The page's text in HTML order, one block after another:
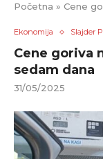
Početna » Cene
Ekonomija Slajder
Cene goriva
sedam dana
31/05/2025